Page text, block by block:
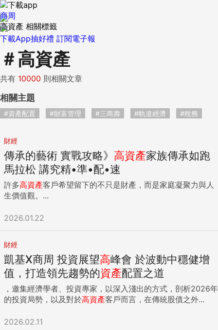
下載App抽好禮 訂閱電子報
商周
高資產 相關標籤
＃高資產
共有 10000 則相關文章
相關主題
#資產配置 #財富管理 #三商壽 #軌道經濟 #稅務
財經
傳承的藝術 實戰攻略》 高資產家族傳承如跑
馬拉松 講究精•準•配•速
許多高資產客戶希望留下的不只是財產，而是家庭凝聚力與人
生價值觀。...
2026.01.22
財經
凱基X商周 投資展望高峰會 於波動中穩健增
值，打造領先趨勢的資產配置之道
，邀集經濟學者、投資專家，以深入淺出的方式，剖析2026年
的投資局勢，以及對於高資產客戶而言，在傳統股債之外...
2026.02.11